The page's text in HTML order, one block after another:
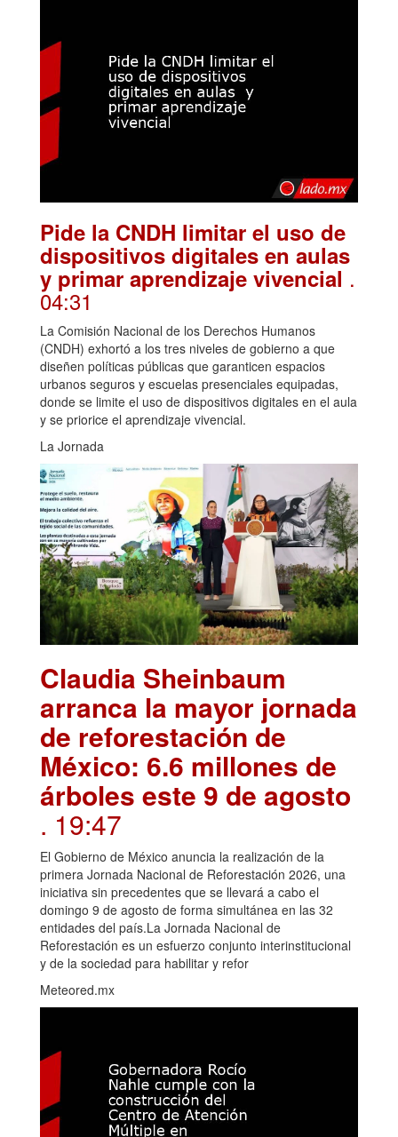
Pide la CNDH limitar el uso de
dispositivos digitales en aulas
y primar aprendizaje vivencial .
04:31
La Comisión Nacional de los Derechos Humanos
(CNDH) exhortó a los tres niveles de gobierno a que
diseñen políticas públicas que garanticen espacios
urbanos seguros y escuelas presenciales equipadas,
donde se limite el uso de dispositivos digitales en el aula
y se priorice el aprendizaje vivencial.
La Jornada
Claudia Sheinbaum
arranca la mayor jornada
de reforestación de
México: 6.6 millones de
árboles este 9 de agosto
. 19:47
El Gobierno de México anuncia la realización de la
primera Jornada Nacional de Reforestación 2026, una
iniciativa sin precedentes que se llevará a cabo el
domingo 9 de agosto de forma simultánea en las 32
entidades del país.La Jornada Nacional de
Reforestación es un esfuerzo conjunto interinstitucional
y de la sociedad para habilitar y refor
Meteored.mx